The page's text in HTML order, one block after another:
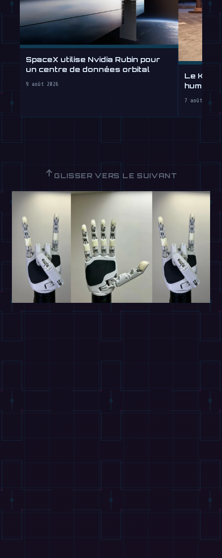
SpaceX utilise Nvidia Rubin pour
un centre de données orbital
9 août 2026
Le
7 août 2026
↑ GLISSER VERS LE SUIVANT